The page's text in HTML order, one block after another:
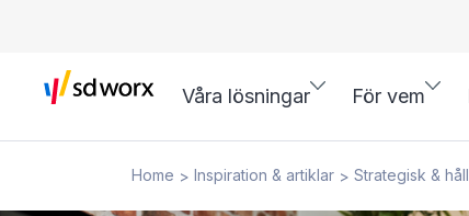
Våra lösningar För vem
Home > Inspiration & artiklar > Strategisk &